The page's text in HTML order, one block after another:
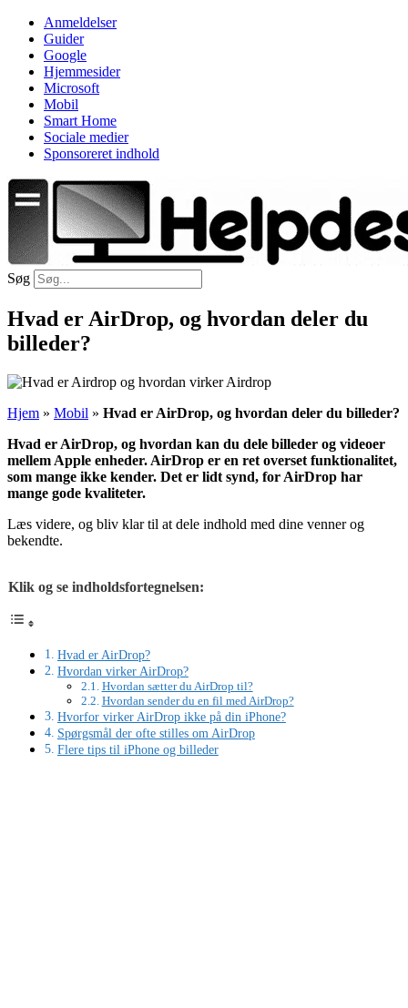
Videre
indhold
Anmeldelser
Guider
Google
Hjemmesider
Microsoft
Mobil
Smart Home
Sociale medier
Sponsoreret indhold
Søg
Hvad er AirDrop, og hvordan deler du
billeder?
Hjem » Mobil » Hvad er AirDrop, og hvordan deler du billeder?
Hvad er AirDrop, og hvordan kan du dele billeder og videoer
mellem Apple enheder. AirDrop er en ret overset funktionalitet,
som mange ikke kender. Det er lidt synd, for AirDrop har
mange gode kvaliteter.
Læs videre, og bliv klar til at dele indhold med dine venner og
bekendte.
Klik og se indholdsfortegnelsen:
Hvad er AirDrop?
Hvordan virker AirDrop?
Hvordan sætter du AirDrop til?
Hvordan sender du en fil med AirDrop?
Hvorfor virker AirDrop ikke på din iPhone?
Spørgsmål der ofte stilles om AirDrop
Flere tips til iPhone og billeder